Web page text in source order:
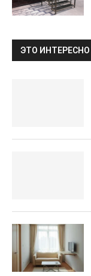
ЭТО ИНТЕРЕСНО